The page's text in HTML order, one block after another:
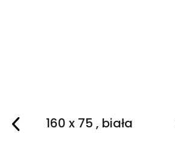
Purea 160 x 75 , biała